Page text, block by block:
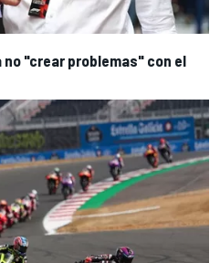
no "crear problemas" con el